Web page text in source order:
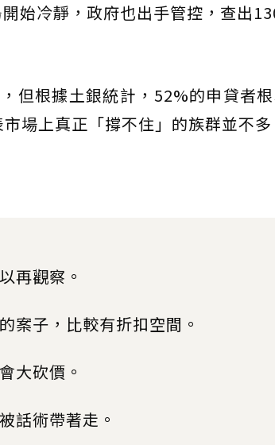
始冷靜，政府也出手管控，查出
但根據土銀統計，52%的申貸者
場上真正「撐不住」的族群並不
再觀察。
案子，比較有折扣空間。
大砍價。
話術帶著走。